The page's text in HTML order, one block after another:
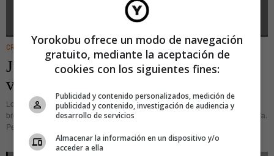
CREATIVIDAD
Julián del Rey: así se dibuja un
videojuego
Los videojuegos se dibujan. Luego sus trazos se vuelven interactivos, los
brochazos se alicatan de píxeles y el dibujo se difumina entre tanta tecnología.
Pero si rascas la pátina de lo virtual,
Yorokobu ofrece un modo de navegación
gratuito, mediante la aceptación de
cookies con los siguientes fines:
Publicidad y contenido personalizados, medición de
publicidad y contenido, investigación de audiencia y
desarrollo de servicios
Almacenar la información en un dispositivo y/o
acceder a ella